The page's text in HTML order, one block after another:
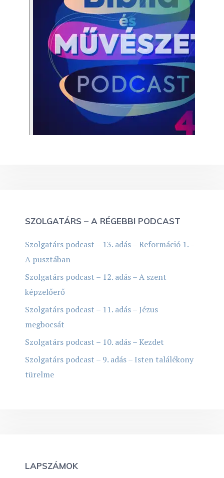
SZOLGATÁRS – A RÉGEBBI PODCAST
Szolgatárs podcast – 13. adás – Reformáció 1. –
A pusztában
Szolgatárs podcast – 12. adás – A szent
képzelőerő
Szolgatárs podcast – 11. adás – Jézus
megbocsát
Szolgatárs podcast – 10. adás – Kezdet
Szolgatárs podcast – 9. adás – Isten találékony
türelme
LAPSZÁMOK